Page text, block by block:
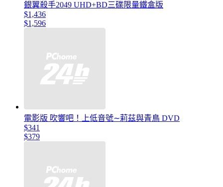
銀翼殺手2049 UHD+BD三碟限量鐵盒版
$1,436
$1,596
電影版 吹響吧！上低音號∼莉茲與青鳥 DVD
$341
$379